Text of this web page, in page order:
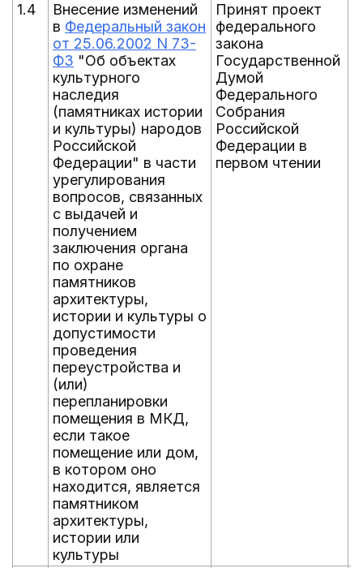
1.4
Внесение изменений
в Федеральный закон
от 25.06.2002 N 73-
ФЗ "Об объектах
культурного
наследия
(памятниках истории
и культуры) народов
Российской
Федерации" в части
урегулирования
вопросов, связанных
с выдачей и
получением
заключения органа
по охране
памятников
архитектуры,
истории и культуры о
допустимости
проведения
переустройства и
(или)
перепланировки
помещения в МКД,
если такое
помещение или дом,
в котором оно
находится, является
памятником
архитектуры,
истории или
культуры
Принят проект
федерального
закона
Государственной
Думой
Федерального
Собрания
Российской
Федерации в
первом чтении